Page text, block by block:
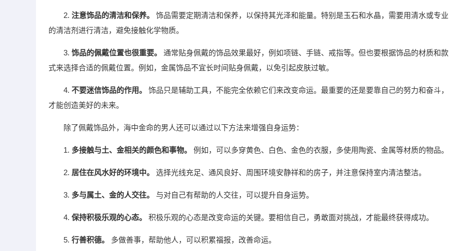
2. 注意饰品的清洁和保养。
饰品需要定期清洁和保养，以保持其光泽和能量。特别是玉石和水晶，需要用清水或专业
的清洁剂进行清洁，避免接触化学物质。
3. 饰品的佩戴位置也很重要。
通常贴身佩戴的饰品效果最好，例如项链、手链、戒指等。但也要根据饰品的材质和款
式来选择合适的佩戴位置。例如，金属饰品不宜长时间贴身佩戴，以免引起皮肤过敏。
4. 不要迷信饰品的作用。
饰品只是辅助工具，不能完全依赖它们来改变命运。最重要的还是要靠自己的努力和奋斗，
才能创造美好的未来。
除了佩戴饰品外，海中金命的男人还可以通过以下方法来增强自身运势：
1. 多接触与土、金相关的颜色和事物。 例如，可以多穿黄色、白色、金色的衣服，多使用陶瓷、金属等材质的物品。
2. 居住在风水好的环境中。 选择光线充足、通风良好、周围环境安静祥和的房子，并注意保持室内清洁整洁。
3. 多与属土、金的人交往。 与对自己有帮助的人交往，可以提升自身运势。
4. 保持积极乐观的心态。 积极乐观的心态是改变命运的关键。要相信自己，勇敢面对挑战，才能最终获得成功。
5. 行善积德。 多做善事，帮助他人，可以积累福报，改善命运。